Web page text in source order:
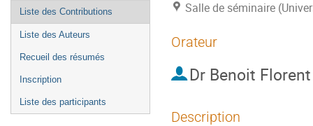
Liste des Contributions
Liste des Auteurs
Recueil des résumés
Inscription
Liste des participants
Salle de séminaire
Orateur
Dr Benoit
Description